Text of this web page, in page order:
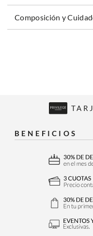
Composición y
BENEFICIOS